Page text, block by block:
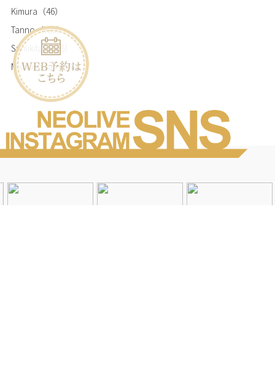
Kimura （46）
Tanno（720）
Sumikita（365）
Matsumura（768）